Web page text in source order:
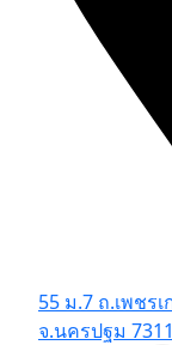
55 ม.7 ถ.เพชร
จ.นครปฐม